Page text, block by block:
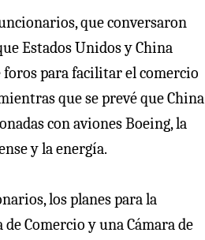
que conversaron
Estados Unidos y China
foros para facilitar el comercio
que se prevé que China
con aviones Boeing, la
y la energía.
los planes para la
Comercio y una Cámara de